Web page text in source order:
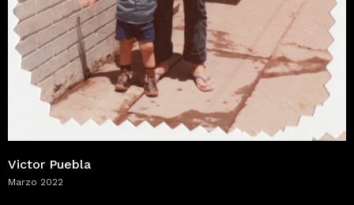
Victor Puebla
Marzo 2022